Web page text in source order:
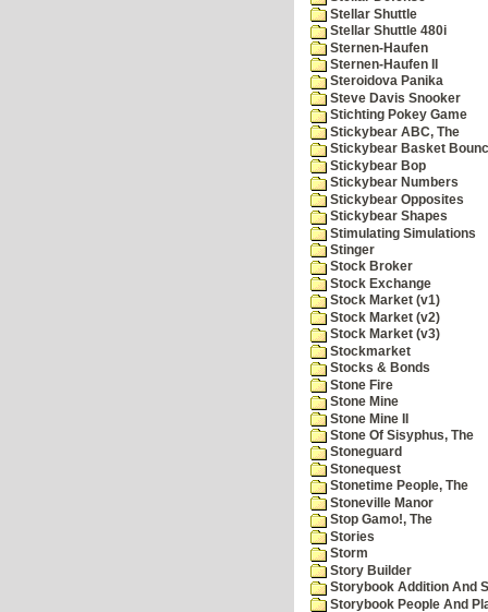
Stellar Shuttle
Stellar Shuttle 480i
Sternen-Haufen
Sternen-Haufen II
Steroidova Panika
Steve Davis Snooker
Stichting Pokey Game
Stickybear ABC, The
Stickybear Basket
Stickybear Bop
Stickybear Numbers
Stickybear Opposites
Stickybear Shapes
Stimulating Simulations
Stinger
Stock Broker
Stock Exchange
Stock Market (v1)
Stock Market (v2)
Stock Market (v3)
Stockmarket
Stocks & Bonds
Stone Fire
Stone Mine
Stone Mine II
Stone Of Sisyphus, The
Stoneguard
Stonequest
Stonetime People, The
Stoneville Manor
Stop Gamo!, The
Stories
Storm
Story Builder
Storybook Addition And
Storybook People And